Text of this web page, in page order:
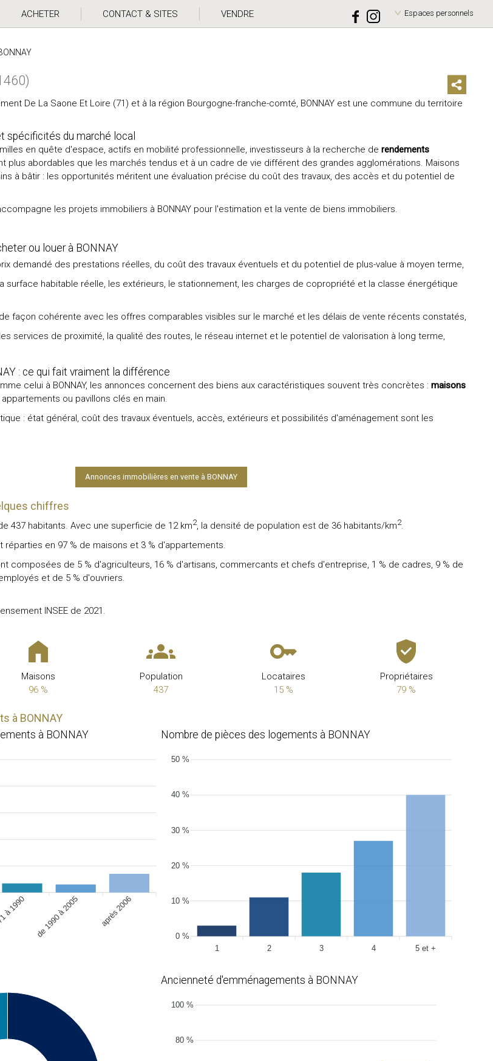
Espaces personnels
ACHETER CONTACT & SITES VENDRE
De La Saone Et Loire (71) et à la région Bourgogne-franche-comté, BONNAY est une commune du territoire
spécificités du marché local
en quête d'espace, actifs en mobilité professionnelle, investisseurs à la recherche de rendements
plus abordables que les marchés tendus et à un cadre de vie différent des grandes agglomérations. Maisons
à bâtir : les opportunités méritent une évaluation précise du coût des travaux, des accès et du potentiel de
accompagne les projets immobiliers à BONNAY pour l'estimation et la vente de biens immobiliers.
ou louer à BONNAY
demandé des prestations réelles, du coût des travaux éventuels et du potentiel de plus-value à moyen terme,
surface habitable réelle, les extérieurs, le stationnement, les charges de copropriété et la classe énergétique
façon cohérente avec les offres comparables visibles sur le marché et les délais de vente récents constatés,
services de proximité, la qualité des routes, le réseau internet et le potentiel de valorisation à long terme,
: ce qui fait vraiment la différence
celui à BONNAY, les annonces concernent des biens aux caractéristiques souvent très concrètes : maisons
appartements ou pavillons clés en main.
: état général, coût des travaux éventuels, accès, extérieurs et possibilités d'aménagement sont les
Annonces immobilières en vente à BONNAY
chiffres
437 habitants. Avec une superficie de 12 km2, la densité de population est de 36 habitants/km2.
réparties en 97 % de maisons et 3 % d'appartements.
composées de 5 % d'agriculteurs, 16 % d'artisans, commercants et chefs d'entreprise, 1 % de cadres, 9 % de
et de 5 % d'ouvriers.
INSEE de 2021.
Maisons
96 %
Population
437
Locataires
15 %
Propriétaires
79 %
à BONNAY
à BONNAY
1990 de 1990 à 2005 après 2006
Nombre de pièces des logements à BONNAY
50 %
40 %
30 %
20 %
10 %
0 %
1
2 3 4 5 et +
Ancienneté d'emménagements à BONNAY
100 %
80 %